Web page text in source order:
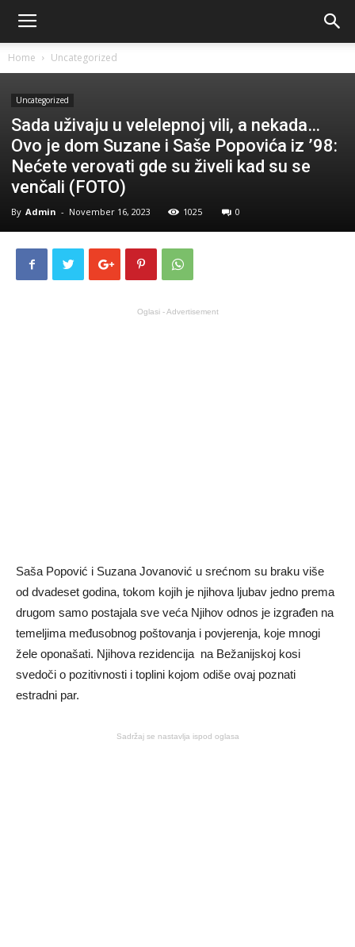
Home Uncategorized
Uncategorized
Sada uživaju u velelepnoj vili, a nekada…
Ovo je dom Suzane i Saše Popovića iz ’98:
Nećete verovati gde su živeli kad su se
venčali (FOTO)
By Admin - November 16, 2023 1025 0
Oglasi - Advertisement
Saša Popović i Suzana Jovanović u srećnom su braku više
od dvadeset godina, tokom kojih je njihova ljubav jedno prema
drugom samo postajala sve veća Njihov odnos je izgrađen na
temeljima međusobnog poštovanja i povjerenja, koje mnogi
žele oponašati. Njihova rezidencija na Bežanijskoj kosi
svedoči o pozitivnosti i toplini kojom odiše ovaj poznati
estradni par.
Sadržaj se nastavlja ispod oglasa